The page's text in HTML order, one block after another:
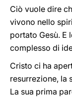
Ciò vuole dire
vivono nello
portato Gesù. E
complesso di
Cristo ci ha
resurrezione, la
La sua prima